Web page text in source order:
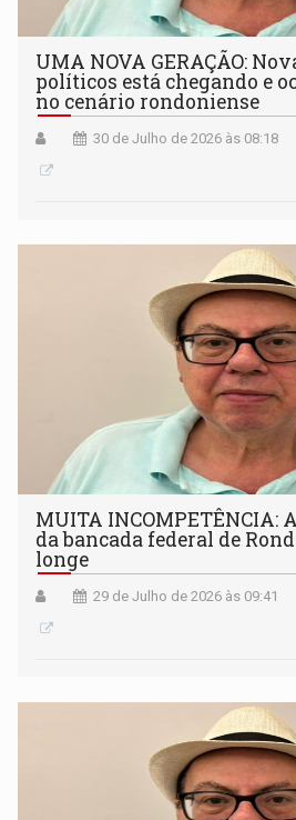
UMA NOVA GERAÇÃO:
políticos está chegando e
no cenário rondoniense
30 de Julho de 2026 às 08:18
MUITA INCOMPETÊNCIA:
da bancada federal de
longe
29 de Julho de 2026 às 09:41